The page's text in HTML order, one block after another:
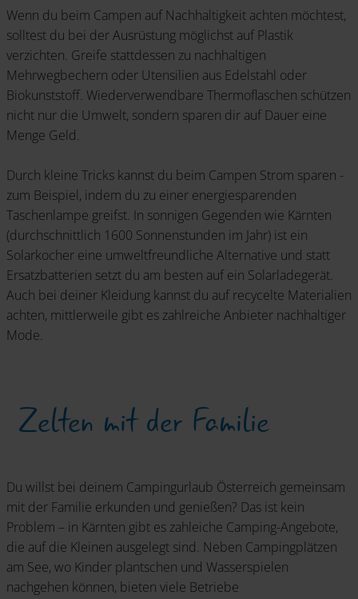
Wenn du beim Campen auf Nachhaltigkeit achten möchtest,
solltest du bei der Ausrüstung möglichst auf Plastik
verzichten. Greife stattdessen zu nachhaltigen
Mehrwegbechern oder Utensilien aus Edelstahl oder
Biokunststoff. Wiederverwendbare Thermoflaschen schützen
nicht nur die Umwelt, sondern sparen dir auf Dauer eine
Menge Geld.
Durch kleine Tricks kannst du beim Campen Strom sparen -
zum Beispiel, indem du zu einer energiesparenden
Taschenlampe greifst. In sonnigen Gegenden wie Kärnten
(durchschnittlich 1600 Sonnenstunden im Jahr) ist ein
Solarkocher eine umweltfreundliche Alternative und statt
Ersatzbatterien setzt du am besten auf ein Solarladegerät.
Auch bei deiner Kleidung kannst du auf recycelte Materialien
achten, mittlerweile gibt es zahlreiche Anbieter nachhaltiger
Mode.
Zelten mit der Familie
Du willst bei deinem Campingurlaub Österreich gemeinsam
mit der Familie erkunden und genießen? Das ist kein
Problem – in Kärnten gibt es zahleiche Camping-Angebote,
die auf die Kleinen ausgelegt sind. Neben Campingplätzen
am See, wo Kinder plantschen und Wasserspielen
nachgehen können, bieten viele Betriebe